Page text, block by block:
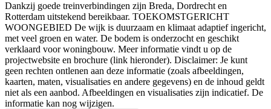
Dankzij goede treinverbindingen zijn Breda, Dordrecht en
Rotterdam uitstekend bereikbaar. TOEKOMSTGERICHT
WOONGEBIED De wijk is duurzaam en klimaat adaptief ingericht,
met veel groen en water. De bodem is onderzocht en geschikt
verklaard voor woningbouw. Meer informatie vindt u op de
projectwebsite en brochure (link hieronder). Disclaimer: Je kunt
geen rechten ontlenen aan deze informatie (zoals afbeeldingen,
kaarten, maten, visualisaties en andere gegevens) en de inhoud geldt
niet als een aanbod. Afbeeldingen en visualisaties zijn indicatief. De
informatie kan nog wijzigen.